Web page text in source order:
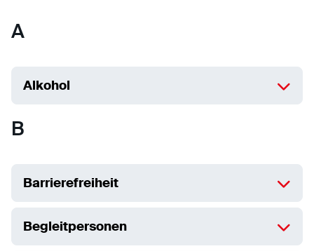
A
Alkohol
B
Barrierefreiheit
Begleitpersonen